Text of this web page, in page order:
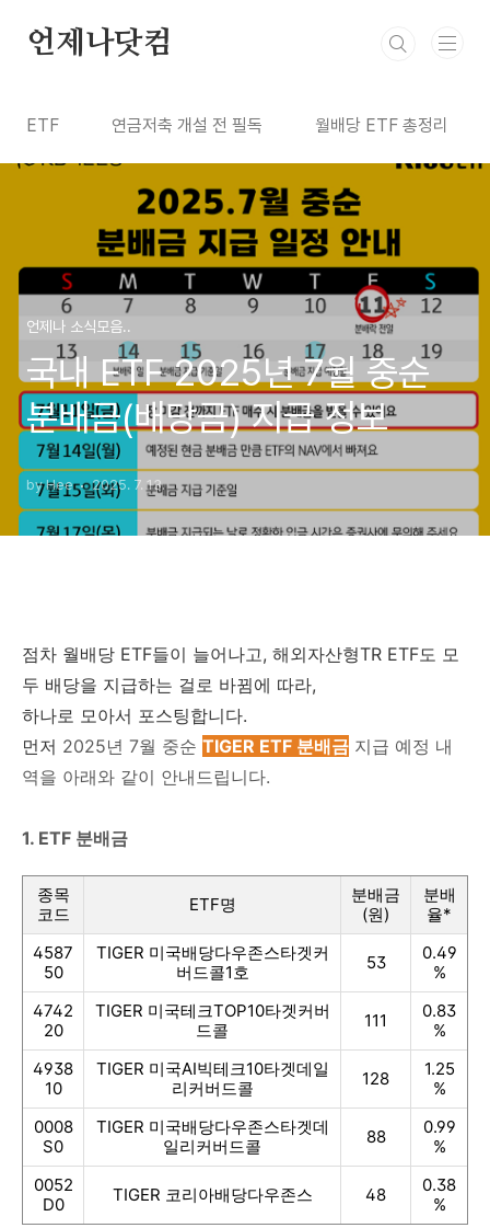
언제나닷컴
ETF 연금저축 개설 전 필독 월배당 ETF 총정리
언제나 소식모음..
국내 ETF 2025년 7월 중순
분배금(배당금) 지급 정보
by Hee 2025. 7. 13.
점차 월배당 ETF들이 늘어나고, 해외자산형TR ETF도 모
두 배당을 지급하는 걸로 바뀜에 따라,
하나로 모아서 포스팅합니다.
먼저 2025년 7월 중순 TIGER ETF 분배금 지급 예정 내
역을 아래와 같이 안내드립니다.
1. ETF 분배금
종목
코드
ETF명
분배금
(원)
분배
율*
4587
50
TIGER 미국배당다우존스타겟커
버드콜1호
53
0.49
%
4742
20
TIGER 미국테크TOP10타겟커버
드콜
111
0.83
%
4938
10
TIGER 미국AI빅테크10타겟데일
리커버드콜
128
1.25
%
0008
S0
TIGER 미국배당다우존스타겟데
일리커버드콜
88
0.99
%
0052
D0
TIGER 코리아배당다우존스 48
0.38
%